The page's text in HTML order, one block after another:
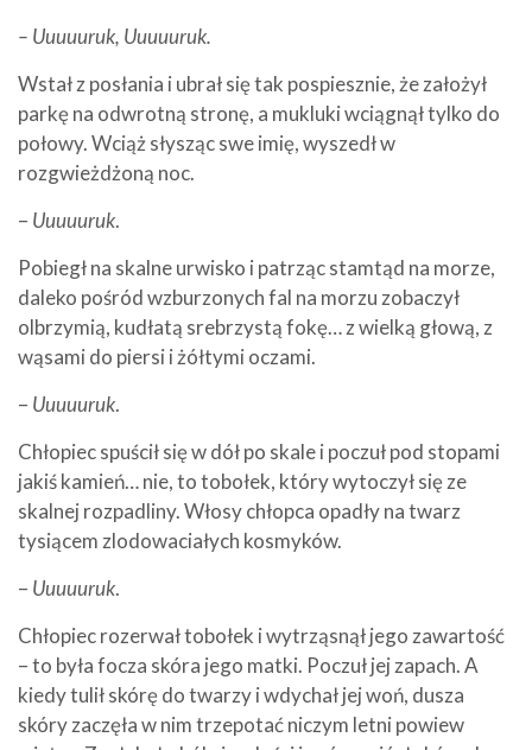
– Uuuuuruk, Uuuuuruk.
Wstał z posłania i ubrał się tak pospiesznie, że założył
parkę na odwrotną stronę, a mukluki wciągnął tylko do
połowy. Wciąż słysząc swe imię, wyszedł w
rozgwieżdżoną noc.
– Uuuuuruk.
Pobiegł na skalne urwisko i patrząc stamtąd na morze,
daleko pośród wzburzonych fal na morzu zobaczył
olbrzymią, kudłatą srebrzystą fokę… z wielką głową, z
wąsami do piersi i żółtymi oczami.
– Uuuuuruk.
Chłopiec spuścił się w dół po skale i poczuł pod stopami
jakiś kamień… nie, to tobołek, który wytoczył się ze
skalnej rozpadliny. Włosy chłopca opadły na twarz
tysiącem zlodowaciałych kosmyków.
– Uuuuuruk.
Chłopiec rozerwał tobołek i wytrząsnął jego zawartość
– to była focza skóra jego matki. Poczuł jej zapach. A
kiedy tulił skórę do twarzy i wdychał jej woń, dusza
skóry zaczęła w nim trzepotać niczym letni powiew